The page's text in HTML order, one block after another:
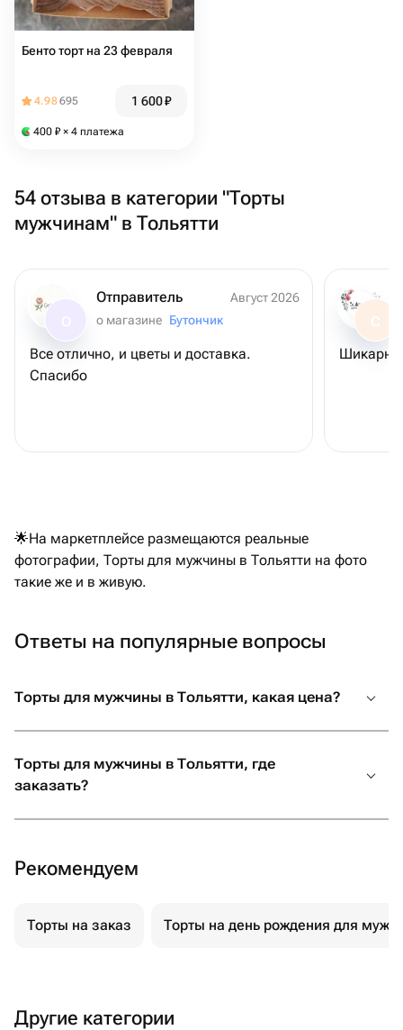
Бенто торт на 23 февраля
4.98695 1 600₽
400 ₽ × 4 платежа
54 отзыва в категории "Торты
мужчинам" в Тольятти
Отправитель
Август 2026
о магазине Бутончик
Все отлично, и цветы и доставка.
Спасибо
С
🌟На маркетплейсе размещаются реальные
фотографии, Торты для мужчины в Тольятти на фото
такие же и в живую.
Ответы на популярные вопросы
Торты для мужчины в Тольятти, какая цена?
Торты для мужчины в Тольятти, где
заказать?
Рекомендуем
Торты на заказ Торты на день рождения для
Другие категории